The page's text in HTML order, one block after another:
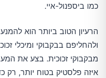
כמו ביספנול-איי.
הרעיון הטוב ביותר הוא
ולהחליפם בבקבוקי ומיכלי
מבקבוקי זכוכית. בצע את
איזה פלסטיק בטוח יותר, רק